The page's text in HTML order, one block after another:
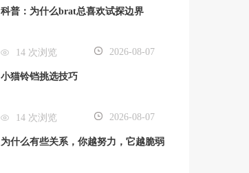
科普：为什么brat总喜欢试探边界
14 次浏览 2026-08-07
小猫铃铛挑选技巧
14 次浏览 2026-08-07
为什么有些关系，你越努力，它越脆弱